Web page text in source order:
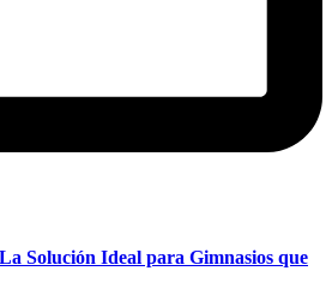
Solución Ideal para Gimnasios que